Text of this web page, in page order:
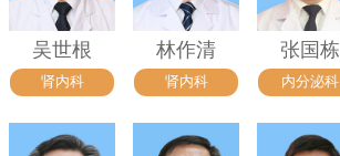
吴世根
肾内科
林作清
肾内科
张国栋
内分泌科